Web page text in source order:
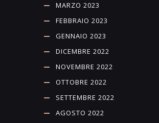
MARZO 2023
FEBBRAIO 2023
GENNAIO 2023
DICEMBRE 2022
NOVEMBRE 2022
OTTOBRE 2022
SETTEMBRE 2022
AGOSTO 2022